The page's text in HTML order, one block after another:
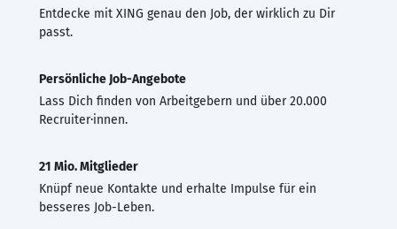
Entdecke mit XING genau den Job, der wirklich zu Dir
passt.
Persönliche Job-Angebote
Lass Dich finden von Arbeitgebern und über 20.000
Recruiter·innen.
21 Mio. Mitglieder
Knüpf neue Kontakte und erhalte Impulse für ein
besseres Job-Leben.